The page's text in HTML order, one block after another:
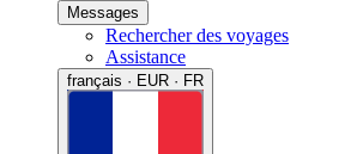
Messages
Rechercher des voyages
Assistance
français · EUR · FR